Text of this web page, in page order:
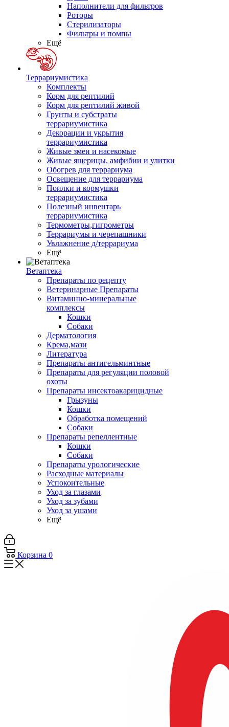
Наполнители для фильтров
Роторы
Стерилизаторы
Фильтры и помпы
Ещё
Террариумистика
Комплекты
Корм для рептилий
Корм для рептилий живой
Грунты и субстраты
террариумистика
Декорации и укрытия
террариумистика
Живые змеи и насекомые
Живые ящерицы, амфибии и улитки
Обогрев для террариума
Освещение для террариума
Поилки и кормушки
террариумистика
Полезный инвентарь
террариумистика
Термометры,гигрометры
Террариумы и черепашники
Увлажнение д/террариума
Ещё
Ветаптека
Препараты по рецепту
Ветеринарные Препараты
Витаминно-минеральные
комплексы
Кошки
Собаки
Дерматология
Крема,мази
Литература
Препараты антигельминтные
Препараты для регуляции половой
охоты
Препараты инсектоакарицидные
Грызуны
Кошки
Обработка помещений
Собаки
Препараты репеллентные
Кошки
Собаки
Препараты урологические
Расходные материалы
Успокоительные
Уход за глазами
Уход за зубами
Уход за ушами
Ещё
Корзина 0